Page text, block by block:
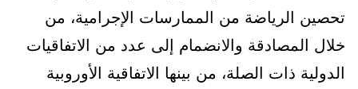
تحصين الرياضة من الممارسات الإجرامية، من
خلال المصادقة والانضمام إلى عدد من الاتفاقيات
الدولية ذات الصلة، من بينها الاتفاقية الأوروبية